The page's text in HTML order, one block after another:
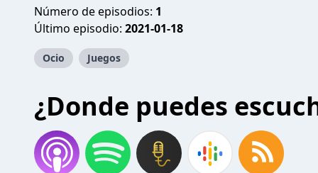
Número de episodios: 1
Último episodio: 2021-01-18
Ocio Juegos
¿Donde puedes